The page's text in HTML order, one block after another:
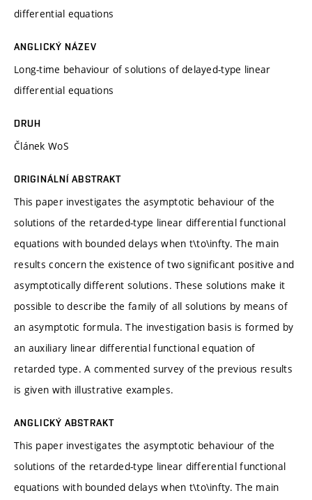
differential equations
ANGLICKÝ NÁZEV
Long-time behaviour of solutions of delayed-type linear
differential equations
DRUH
Článek WoS
ORIGINÁLNÍ ABSTRAKT
This paper investigates the asymptotic behaviour of the
solutions of the retarded-type linear differential functional
equations with bounded delays when t\to\infty. The main
results concern the existence of two significant positive and
asymptotically different solutions. These solutions make it
possible to describe the family of all solutions by means of
an asymptotic formula. The investigation basis is formed by
an auxiliary linear differential functional equation of
retarded type. A commented survey of the previous results
is given with illustrative examples.
ANGLICKÝ ABSTRAKT
This paper investigates the asymptotic behaviour of the
solutions of the retarded-type linear differential functional
equations with bounded delays when t\to\infty. The main